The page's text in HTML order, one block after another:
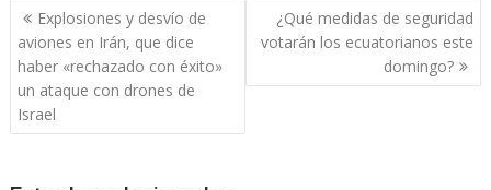
Navegación
de
entradas
Explosiones y desvío de
aviones en Irán, que dice
haber «rechazado con éxito»
un ataque con drones de
Israel
¿Qué medidas de seguridad
votarán los ecuatorianos este
domingo?